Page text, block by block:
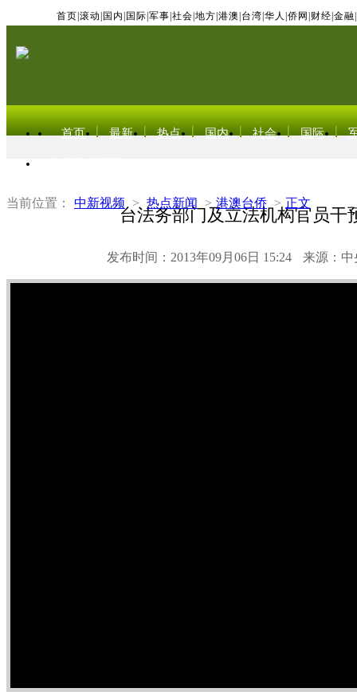
首页 滚动 国内 国际 军事 社会 地方 港澳 台湾 华人 侨网 财经 金融
首页 最新 热点 国内 社会 国际
当前位置： 中新视频 > 热点新闻 > 港澳台侨 > 正文
台法务部门及立法机构官员干
发布时间：2013年09月06日 15:24 来源：中